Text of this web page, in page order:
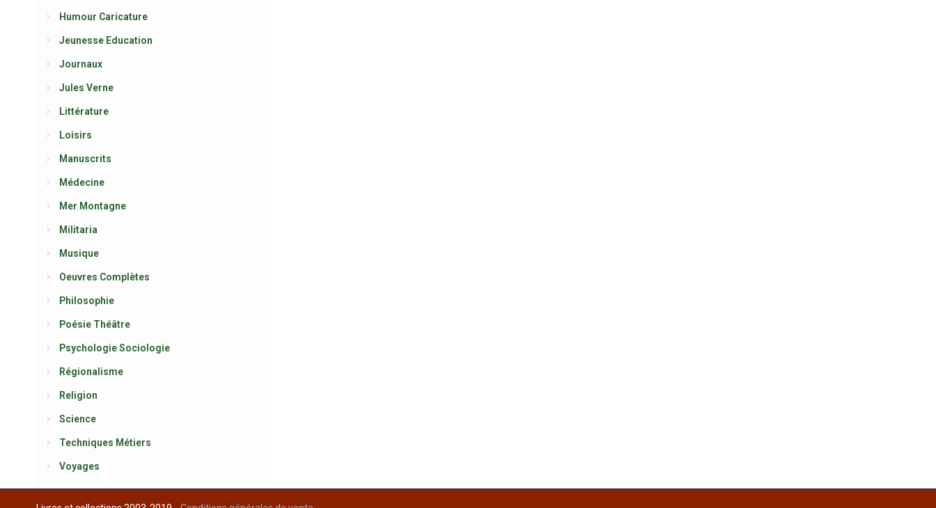
Humour Caricature
Jeunesse Education
Journaux
Jules Verne
Littérature
Loisirs
Manuscrits
Médecine
Mer Montagne
Militaria
Musique
Oeuvres Complètes
Philosophie
Poésie Théâtre
Psychologie Sociologie
Régionalisme
Religion
Science
Techniques Métiers
Voyages